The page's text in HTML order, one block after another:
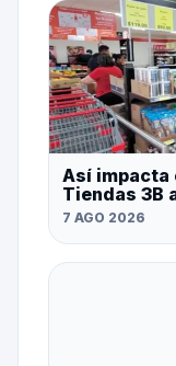
Así impacta
Tiendas 3B
7 AGO 2026